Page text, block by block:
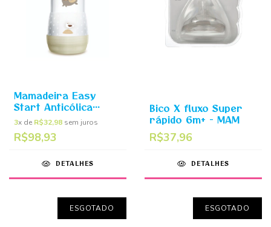
Mamadeira Easy
Start Anticólica
Neutra 4m+ 320ml -
MAM
3x de R$32,98 sem juros
R$98,93
DETALHES
Bico X fluxo Super
rápido 6m+ - MAM
R$37,96
DETALHES
ESGOTADO ESGOTADO